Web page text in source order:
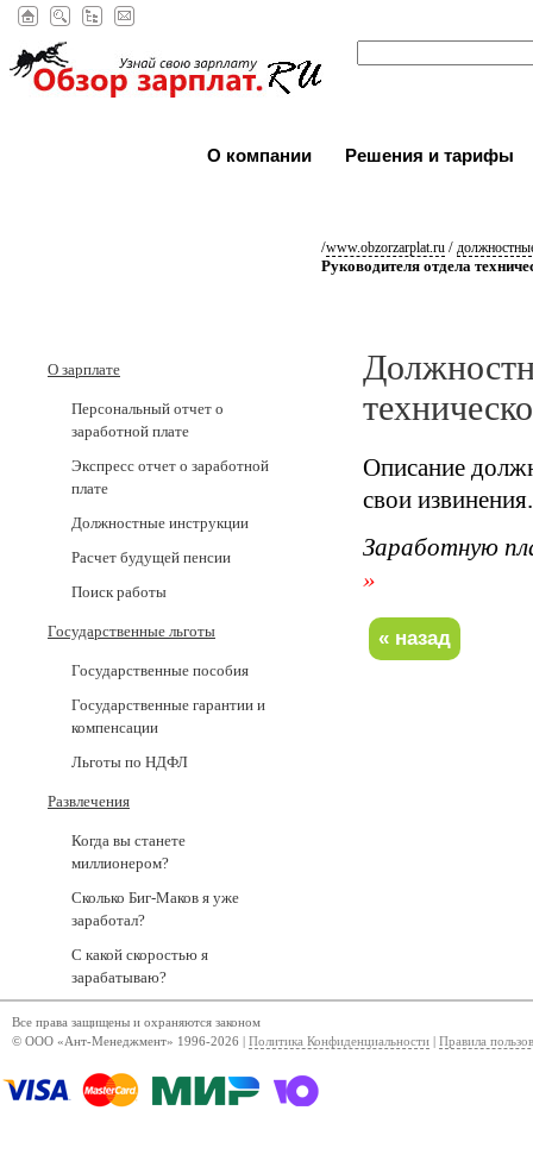
О компании Решения и тарифы
/www.obzorzarplat.ru /
Руководителя отдела
О зарплате
Персональный отчет о
заработной плате
Экспресс отчет о заработной
плате
Должностные инструкции
Расчет будущей пенсии
Поиск работы
Государственные льготы
Государственные пособия
Государственные гарантии и
компенсации
Льготы по НДФЛ
Развлечения
Когда вы станете
миллионером?
Сколько Биг-Маков я уже
заработал?
С какой скоростью я
зарабатываю?
Описание
свои извинения.
Заработную
»
Все права защищены и охраняются законом
© ООО «Ант-Менеджмент» 1996-2026 | Политика Конфиденциальности Правила